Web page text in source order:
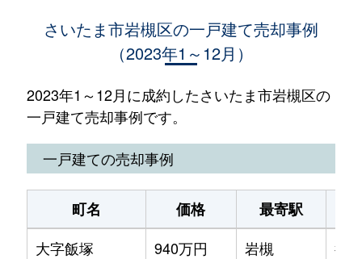
さいたま市岩槻区の一戸建て売却事例
（2023年1～12月）
2023年1～12月に成約したさいたま市岩槻区の
一戸建て売却事例です。
一戸建ての売却事例
町名 価格 最寄駅
大字飯塚
940万円 岩槻
徒